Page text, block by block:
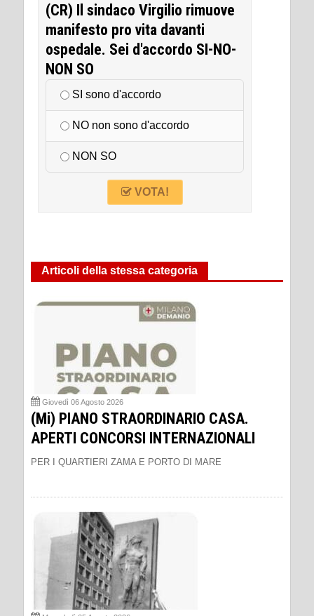
(CR) Il sindaco Virgilio rimuove
manifesto pro vita davanti
ospedale. Sei d'accordo SI-NO-
NON SO
SI sono d'accordo
NO non sono d'accordo
NON SO
VOTA!
Articoli della stessa categoria
Giovedì 06 Agosto 2026
(Mi) PIANO STRAORDINARIO CASA.
APERTI CONCORSI INTERNAZIONALI
PER I QUARTIERI ZAMA E PORTO DI MARE